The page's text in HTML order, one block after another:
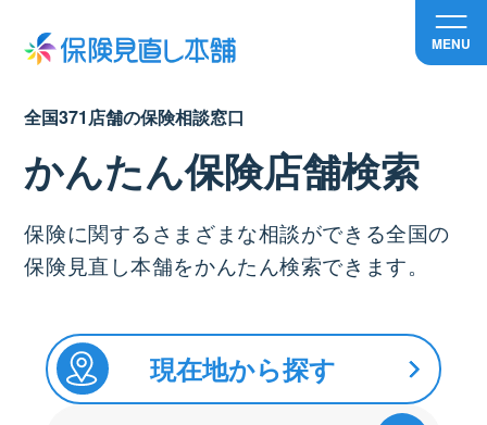
MENU
全国371店舗の保険相談窓口
かんたん保険店舗検索
保険に関するさまざまな相談ができる全国の
保険見直し本舗をかんたん検索できます。
現在地から探す